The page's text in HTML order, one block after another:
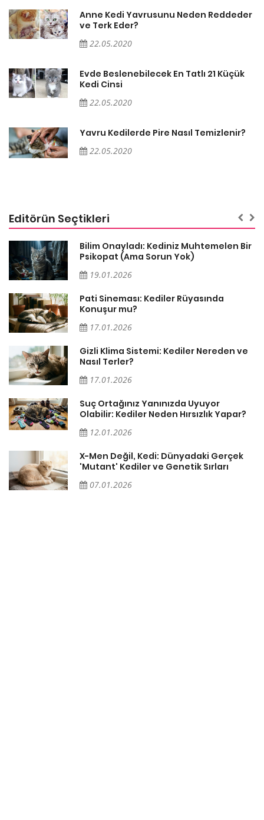
Anne Kedi Yavrusunu Neden Reddeder
ve Terk Eder?
22.05.2020
Evde Beslenebilecek En Tatlı 21 Küçük
Kedi Cinsi
22.05.2020
Yavru Kedilerde Pire Nasıl Temizlenir?
22.05.2020
Editörün Seçtikleri
Bilim Onayladı: Kediniz Muhtemelen Bir
Psikopat (Ama Sorun Yok)
19.01.2026
Pati Sineması: Kediler Rüyasında
Konuşur mu?
17.01.2026
Gizli Klima Sistemi: Kediler Nereden ve
Nasıl Terler?
17.01.2026
Suç Ortağınız Yanınızda Uyuyor
Olabilir: Kediler Neden Hırsızlık Yapar?
12.01.2026
X-Men Değil, Kedi: Dünyadaki Gerçek
'Mutant' Kediler ve Genetik Sırları
07.01.2026